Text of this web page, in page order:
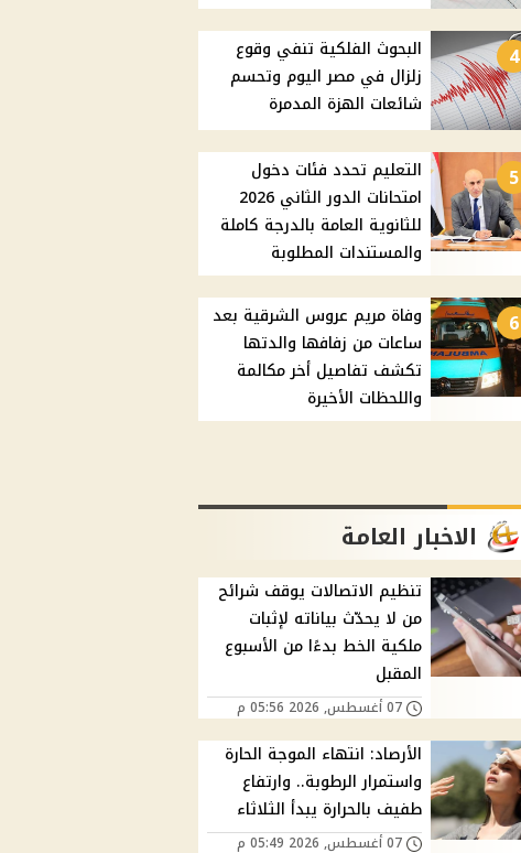
4
البحوث الفلكية تنفي وقوع
زلزال في مصر اليوم وتحسم
شائعات الهزة المدمرة
5
التعليم تحدد فئات دخول
امتحانات الدور الثاني 2026
للثانوية العامة بالدرجة كاملة
والمستندات المطلوبة
6
وفاة مريم عروس الشرقية بعد
ساعات من زفافها والدتها
تكشف تفاصيل أخر مكالمة
واللحظات الأخيرة
الاخبار العامة
تنظيم الاتصالات يوقف شرائح
من لا يحدّث بياناته لإثبات
ملكية الخط بدءًا من الأسبوع
المقبل
07 أغسطس, 2026 05:56 م
الأرصاد: انتهاء الموجة الحارة
واستمرار الرطوبة.. وارتفاع
طفيف بالحرارة يبدأ الثلاثاء
07 أغسطس, 2026 05:49 م